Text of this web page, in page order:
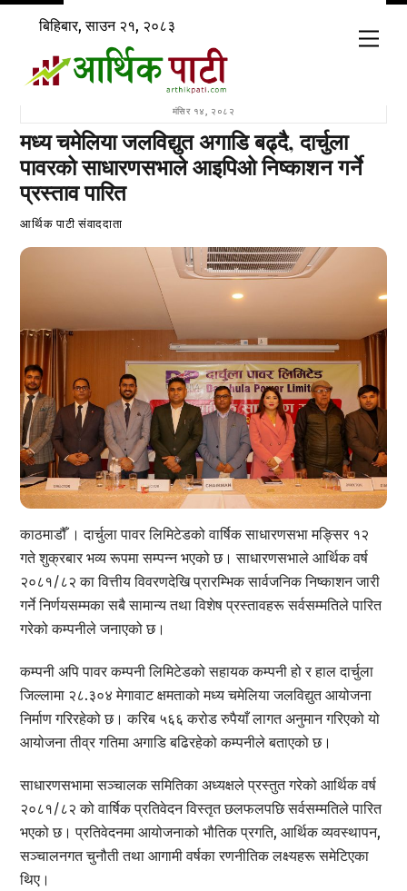
Skip
content
बिहिबार, साउन २१, २०८३
मंसिर १४, २०८२
मध्य चमेलिया जलविद्युत अगाडि बढ्दै, दार्चुला
पावरको साधारणसभाले आइपिओ निष्काशन गर्ने
प्रस्ताव पारित
आर्थिक पाटी संवाददाता
काठमाडौँ । दार्चुला पावर लिमिटेडको वार्षिक साधारणसभा मङ्सिर १२
गते शुक्रबार भव्य रूपमा सम्पन्न भएको छ। साधारणसभाले आर्थिक वर्ष
२०८१/८२ का वित्तीय विवरणदेखि प्रारम्भिक सार्वजनिक निष्काशन जारी
गर्ने निर्णयसम्मका सबै सामान्य तथा विशेष प्रस्तावहरू सर्वसम्मतिले पारित
गरेको कम्पनीले जनाएको छ।
कम्पनी अपि पावर कम्पनी लिमिटेडको सहायक कम्पनी हो र हाल दार्चुला
जिल्लामा २८.३०४ मेगावाट क्षमताको मध्य चमेलिया जलविद्युत आयोजना
निर्माण गरिरहेको छ। करिब ५६६ करोड रुपैयाँ लागत अनुमान गरिएको यो
आयोजना तीव्र गतिमा अगाडि बढिरहेको कम्पनीले बताएको छ।
साधारणसभामा सञ्चालक समितिका अध्यक्षले प्रस्तुत गरेको आर्थिक वर्ष
२०८१/८२ को वार्षिक प्रतिवेदन विस्तृत छलफलपछि सर्वसम्मतिले पारित
भएको छ। प्रतिवेदनमा आयोजनाको भौतिक प्रगति, आर्थिक व्यवस्थापन,
सञ्चालनगत चुनौती तथा आगामी वर्षका रणनीतिक लक्ष्यहरू समेटिएका
थिए।